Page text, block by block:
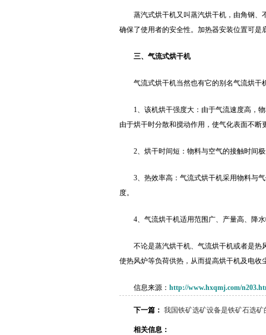
蒸汽式烘干机又叫蒸汽烘干机，由角钢
确保了使用者的安全性。加热器安装位置可
三、气流式烘干机
气流式烘干机当然也有它的别名气流烘干
1、该机烘干强度大：由于气流速度高，
由于烘干时分散和搅动作用，使气化表面不
2、烘干时间短：物料与空气的接触时间
3、热效率高：气流式烘干机采用物料与
度。
4、气流烘干机适用范围广、产量高、降
不论是蒸汽烘干机、气流烘干机或者是
使热风炉等负荷供热，从而提高烘干机及电
信息来源： http://www.hxqmj.com/
下一篇： 我国铁矿选矿设备是铁矿石选矿
相关信息：